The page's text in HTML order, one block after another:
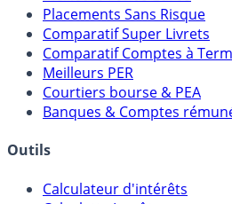
Meilleurs Fonds Euros
Placements Sans Risque
Comparatif Super Livrets
Comparatif Comptes à Terme
Meilleurs PER
Courtiers bourse & PEA